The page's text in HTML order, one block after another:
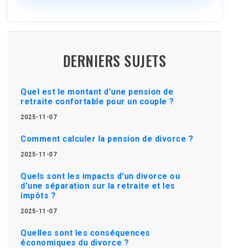
DERNIERS SUJETS
Quel est le montant d'une pension de
retraite confortable pour un couple ?
2025-11-07
Comment calculer la pension de divorce ?
2025-11-07
Quels sont les impacts d'un divorce ou
d'une séparation sur la retraite et les
impôts ?
2025-11-07
Quelles sont les conséquences
économiques du divorce ?